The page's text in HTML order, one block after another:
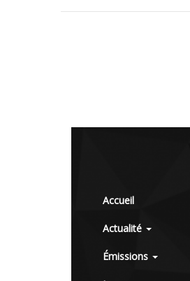
Accueil
Actualité
Émissions